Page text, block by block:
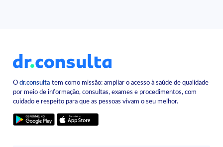
Odr.consulta tem como missão: ampliar o acesso à saúde de qualidade
por meio de informação, consultas, exames e procedimentos, com
cuidado e respeito para que as pessoas vivam o seu melhor.